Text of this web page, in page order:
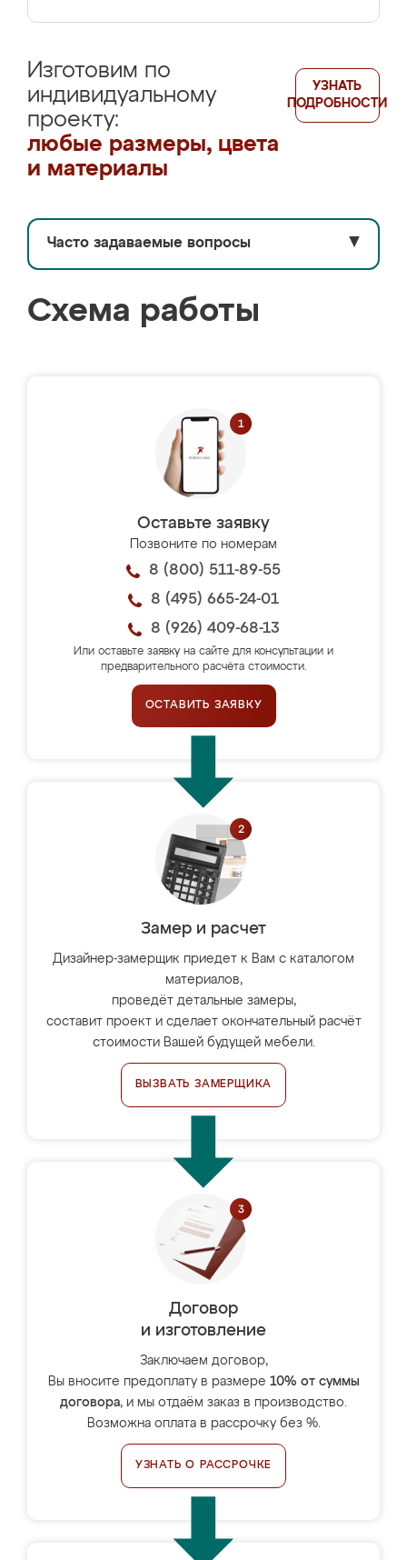
Изготовим по
индивидуальному
проекту:
любые размеры, цвета
и материалы
УЗНАТЬ
ПОДРОБНОСТИ
Часто задаваемые вопросы ▼
Схема работы
Оставьте заявку
Позвоните по номерам
8 (800) 511-89-55
8 (495) 665-24-01
8 (926) 409-68-13
Или оставьте заявку на сайте для консультации и
предварительного расчёта стоимости.
ОСТАВИТЬ ЗАЯВКУ
Замер и расчет
Дизайнер-замерщик приедет к Вам с каталогом
материалов,
проведёт детальные замеры,
составит проект и сделает окончательный расчёт
стоимости Вашей будущей мебели.
ВЫЗВАТЬ ЗАМЕРЩИКА
Договор
и изготовление
Заключаем договор,
Вы вносите предоплату в размере 10% от суммы
договора, и мы отдаём заказ в производство.
Возможна оплата в рассрочку без %.
УЗНАТЬ О РАССРОЧКЕ